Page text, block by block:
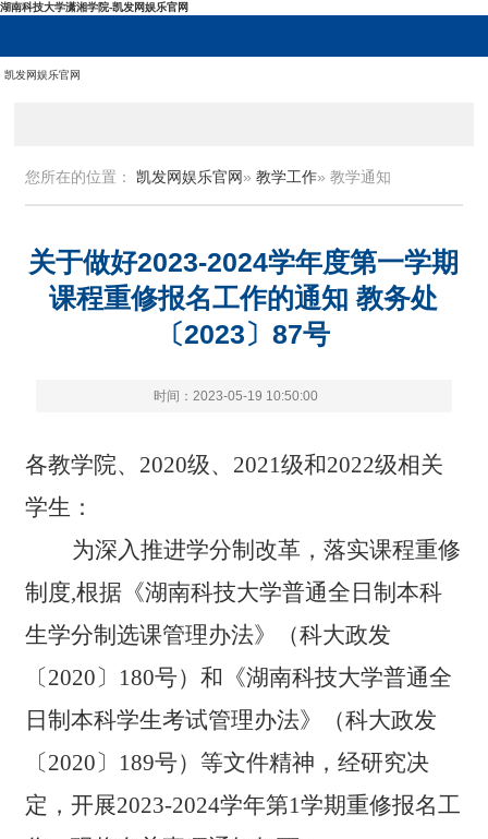
湖南科技大学潇湘学院-凯发网娱乐官网
凯发网娱乐官网
您所在的位置：凯发网娱乐官网»教学工作» 教学通知
关于做好2023-2024学年度第一学期
课程重修报名工作的通知 教务处
〔2023〕87号
时间：2023-05-19 10:50:00
各教学院、2020级、2021级和2022级相关
学生：
为深入推进学分制改革，落实课程重修
制度,根据《湖南科技大学普通全日制本科
生学分制选课管理办法》（科大政发
〔2020〕180号）和《湖南科技大学普通全
日制本科学生考试管理办法》（科大政发
〔2020〕189号）等文件精神，经研究决
定，开展2023-2024学年第1学期重修报名工